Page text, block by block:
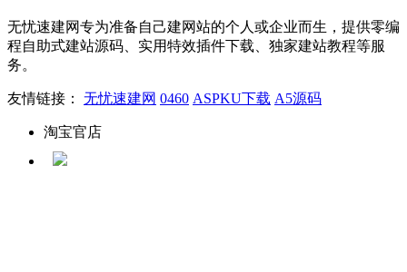
无忧速建网专为准备自己建网站的个人或企业而生，提供零编
程自助式建站源码、实用特效插件下载、独家建站教程等服
务。
友情链接： 无忧速建网 0460 ASPKU下载 A5源码
淘宝官店